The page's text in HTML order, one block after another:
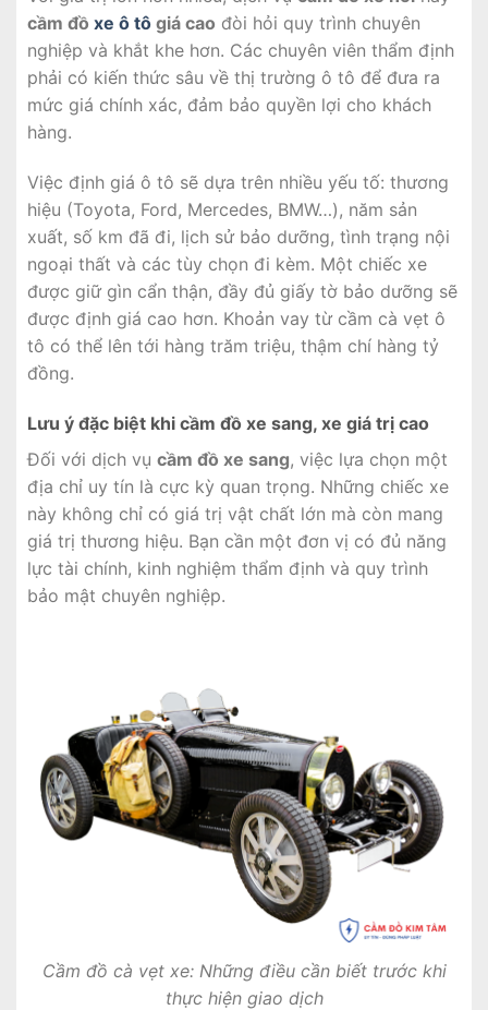
cầm đồ xe ô tô giá cao đòi hỏi quy trình chuyên
nghiệp và khắt khe hơn. Các chuyên viên thẩm định
phải có kiến thức sâu về thị trường ô tô để đưa ra
mức giá chính xác, đảm bảo quyền lợi cho khách
hàng.
Việc định giá ô tô sẽ dựa trên nhiều yếu tố: thương
hiệu (Toyota, Ford, Mercedes, BMW…), năm sản
xuất, số km đã đi, lịch sử bảo dưỡng, tình trạng nội
ngoại thất và các tùy chọn đi kèm. Một chiếc xe
được giữ gìn cẩn thận, đầy đủ giấy tờ bảo dưỡng sẽ
được định giá cao hơn. Khoản vay từ cầm cà vẹt ô
tô có thể lên tới hàng trăm triệu, thậm chí hàng tỷ
đồng.
Lưu ý đặc biệt khi cầm đồ xe sang, xe giá trị cao
Đối với dịch vụ cầm đồ xe sang, việc lựa chọn một
địa chỉ uy tín là cực kỳ quan trọng. Những chiếc xe
này không chỉ có giá trị vật chất lớn mà còn mang
giá trị thương hiệu. Bạn cần một đơn vị có đủ năng
lực tài chính, kinh nghiệm thẩm định và quy trình
bảo mật chuyên nghiệp.
Cầm đồ cà vẹt xe: Những điều cần biết trước khi
thực hiện giao dịch